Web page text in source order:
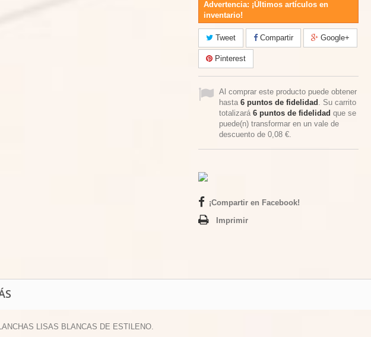
Advertencia: ¡Últimos artículos en
inventario!
Tweet Compartir Google+
Pinterest
Al comprar este producto puede obtener
hasta 6 puntos de fidelidad . Su carrito
totalizará 6 puntos de fidelidad que se
puede(n) transformar en un vale de
descuento de 0,08 €.
¡Compartir en Facebook!
Imprimir
LISAS BLANCAS DE ESTILENO.